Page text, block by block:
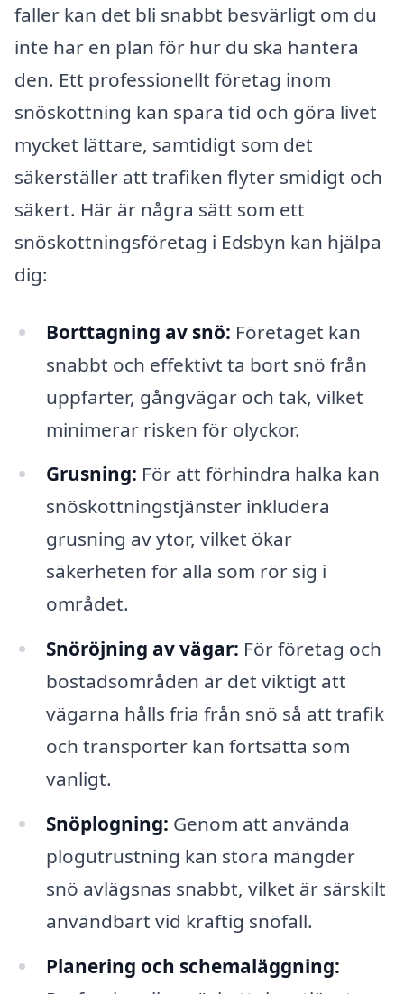
faller kan det bli snabbt besvärligt om du
inte har en plan för hur du ska hantera
den. Ett professionellt företag inom
snöskottning kan spara tid och göra livet
mycket lättare, samtidigt som det
säkerställer att trafiken flyter smidigt och
säkert. Här är några sätt som ett
snöskottningsföretag i Edsbyn kan hjälpa
dig:
Borttagning av snö: Företaget kan
snabbt och effektivt ta bort snö från
uppfarter, gångvägar och tak, vilket
minimerar risken för olyckor.
Grusning: För att förhindra halka kan
snöskottningstjänster inkludera
grusning av ytor, vilket ökar
säkerheten för alla som rör sig i
området.
Snöröjning av vägar: För företag och
bostadsområden är det viktigt att
vägarna hålls fria från snö så att trafik
och transporter kan fortsätta som
vanligt.
Snöplogning: Genom att använda
plogutrustning kan stora mängder
snö avlägsnas snabbt, vilket är särskilt
användbart vid kraftig snöfall.
Planering och schemaläggning: